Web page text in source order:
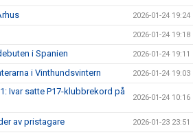
2026-01-24 19:24
2026-01-24 19:18
i Spanien 2026-01-24 19:11
i Vinthundsvintern 2026-01-24 19:03
Ivar satte P17-klubbrekord på
2026-01-24 10:16
av pristagare 2026-01-23 23:51